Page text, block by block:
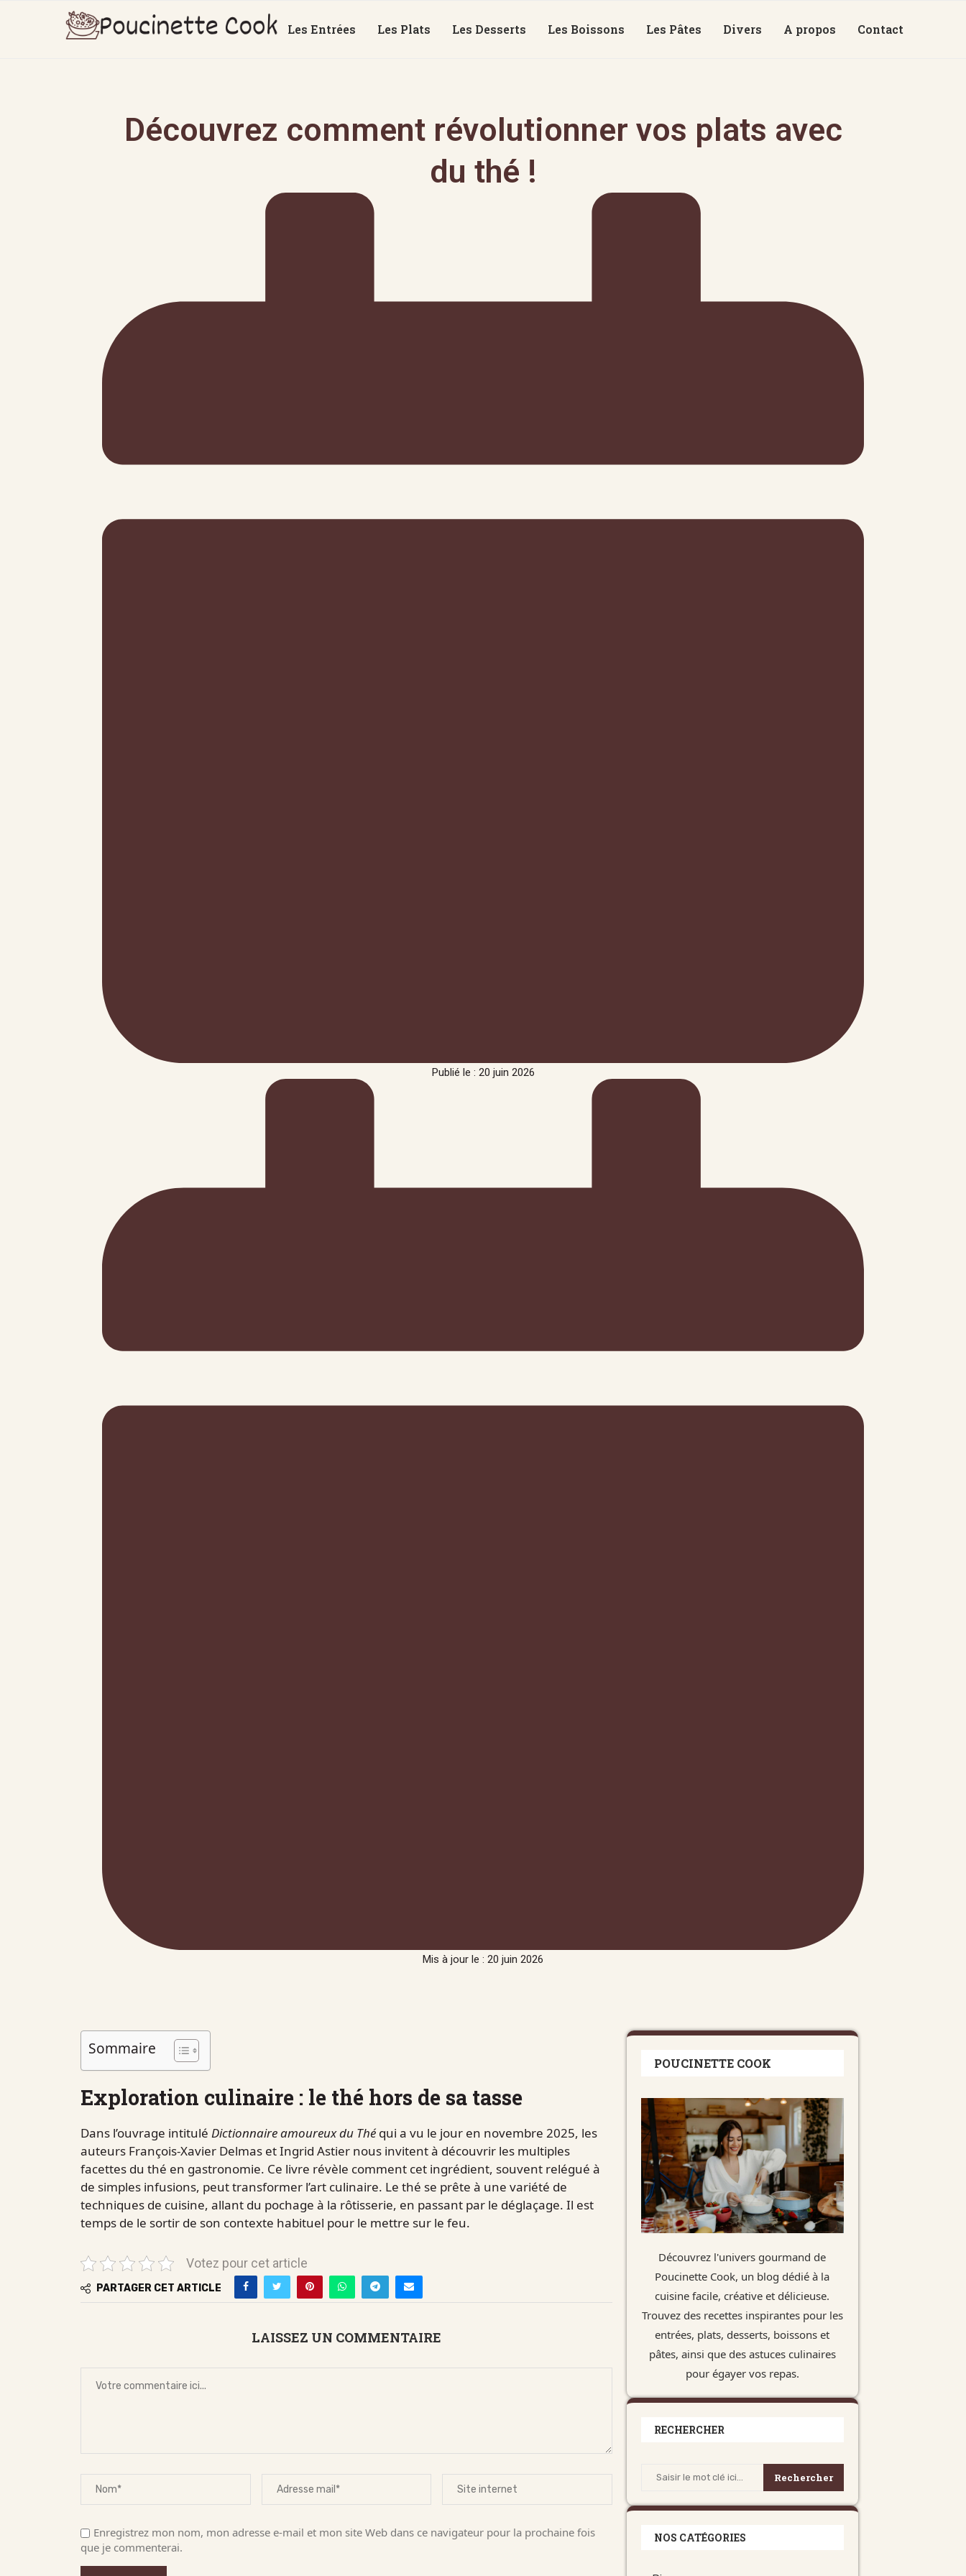
Les Entrées Les Plats Les Desserts Les Boissons Les Pâtes Divers A propos Contact
Découvrez comment révolutionner vos plats avec
du thé !
Publié le : 20 juin 2026
Mis à jour le : 20 juin 2026
Sommaire
Exploration culinaire : le thé hors de sa tasse
Dans l’ouvrage intitulé Dictionnaire amoureux du Thé qui a vu le jour en novembre 2025, les
auteurs François-Xavier Delmas et Ingrid Astier nous invitent à découvrir les multiples
facettes du thé en gastronomie. Ce livre révèle comment cet ingrédient, souvent relégué à
de simples infusions, peut transformer l’art culinaire. Le thé se prête à une variété de
techniques de cuisine, allant du pochage à la rôtisserie, en passant par le déglaçage. Il est
temps de le sortir de son contexte habituel pour le mettre sur le feu.
Votez pour cet article
PARTAGER CET ARTICLE
LAISSEZ UN COMMENTAIRE
Enregistrez mon nom, mon adresse e-mail et mon site Web dans ce navigateur pour la prochaine fois
que je commenterai.
POUCINETTE COOK
Découvrez l'univers gourmand de
Poucinette Cook, un blog dédié à la
cuisine facile, créative et délicieuse.
Trouvez des recettes inspirantes pour les
entrées, plats, desserts, boissons et
pâtes, ainsi que des astuces culinaires
pour égayer vos repas.
RECHERCHER
Rechercher
NOS CATÉGORIES